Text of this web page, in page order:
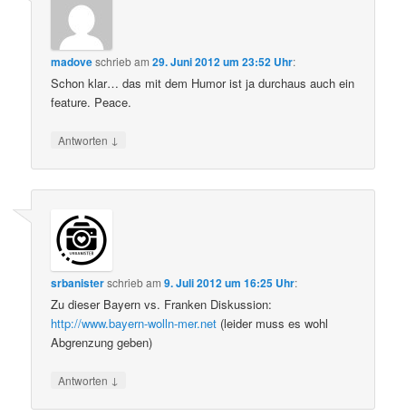
madoveschriebam29. Juni 2012 um 23:52 Uhr:
Schon klar… das mit dem Humor ist ja durchaus auch ein
feature. Peace.
Antworten ↓
srbanisterschriebam9. Juli 2012 um 16:25 Uhr:
Zu dieser Bayern vs. Franken Diskussion:
http://www.bayern-wolln-mer.net (leider muss es wohl
Abgrenzung geben)
Antworten ↓